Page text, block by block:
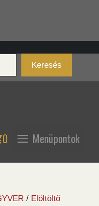
Keresés
0 Menüpontok
/ Elöltöltő